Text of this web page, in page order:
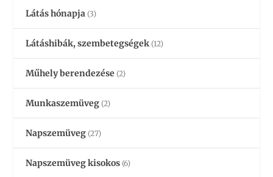
Látás hónapja (3)
Látáshibák, szembetegségek (12)
Műhely berendezése (2)
Munkaszemüveg (2)
Napszemüveg (27)
Napszemüveg kisokos (6)